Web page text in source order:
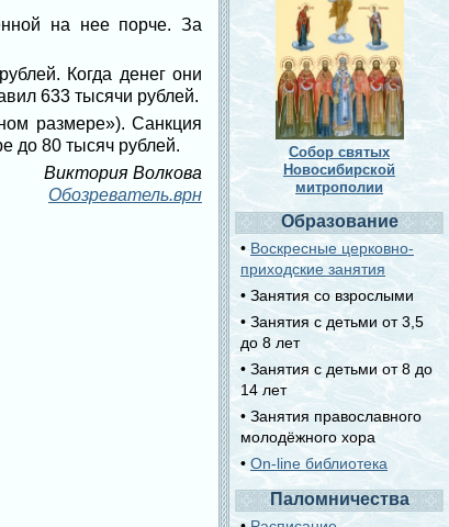
на нее порче. За
Когда денег они
633 тысячи рублей.
размере»). Санкция
до 80 тысяч рублей.
Виктория Волкова
Обозреватель.врн
Собор святых
Новосибирской
митрополии
Образование
• Воскресные церковно-
приходские занятия
• Занятия со взрослыми
• Занятия с детьми от 3,5
до 8 лет
• Занятия с детьми от 8 до
14 лет
• Занятия православного
молодёжного хора
• On-line библиотека
Паломничества